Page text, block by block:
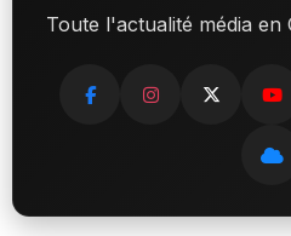
Toute l'actualité média